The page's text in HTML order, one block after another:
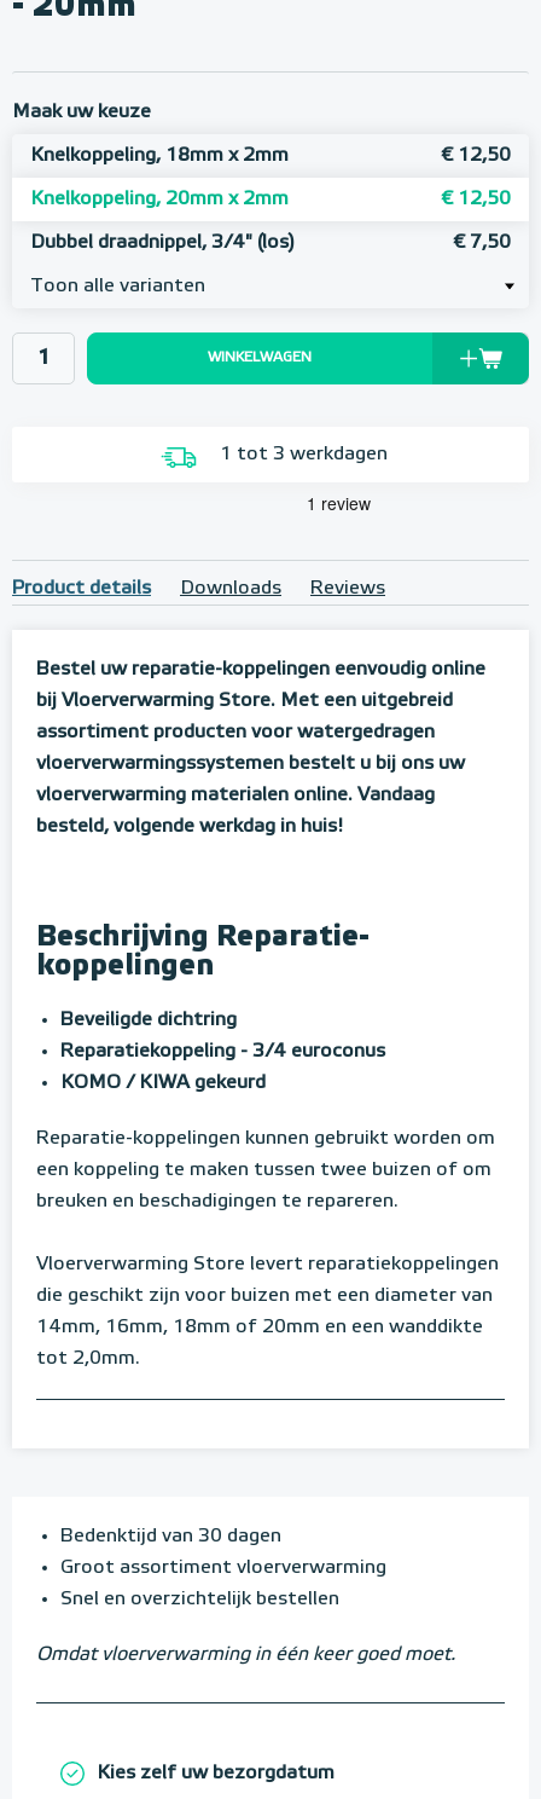
Maak uw keuze
Knelkoppeling, 18mm x 2mm € 12,50
Knelkoppeling, 20mm x 2mm € 12,50
Dubbel draadnippel, 3/4" (los) € 7,50
Toon alle varianten
WINKELWAGEN
1 tot 3 werkdagen
Product details Downloads Reviews
Bestel uw reparatie-koppelingen eenvoudig online
bij Vloerverwarming Store. Met een uitgebreid
assortiment producten voor watergedragen
vloerverwarmingssystemen bestelt u bij ons uw
vloerverwarming materialen online. Vandaag
besteld, volgende werkdag in huis!
Beschrijving Reparatie-
koppelingen
Beveiligde dichtring
Reparatiekoppeling - 3/4 euroconus
KOMO / KIWA gekeurd
Reparatie-koppelingen kunnen gebruikt worden om
een koppeling te maken tussen twee buizen of om
breuken en beschadigingen te repareren.
Vloerverwarming Store levert reparatiekoppelingen
die geschikt zijn voor buizen met een diameter van
14mm, 16mm, 18mm of 20mm en een wanddikte
tot 2,0mm.
Bedenktijd van 30 dagen
Groot assortiment vloerverwarming
Snel en overzichtelijk bestellen
Omdat vloerverwarming in één keer goed moet.
Kies zelf uw bezorgdatum